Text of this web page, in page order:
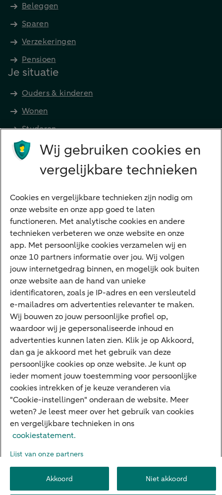
Beleggen
Sparen
Verzekeringen
Pensioen
Je situatie
Ouders & kinderen
Wonen
Studeren
Preferred Banking
Digitale diensten
Internet Bankieren
ABN AMRO app
Tikkie
Apple Pay
Google Pay
Veilig bankieren
Meest gezocht
Hypotheek berekenen
E.dentifier
Jaaroverzicht
Rood staan
Over ABN AMRO
Werken bij ABN AMRO
DuurzaamheidVeiligheidPrivacy DisclaimerCookie-instellingen
Wij gebruiken cookies en
vergelijkbare technieken
Cookies en vergelijkbare technieken zijn nodig om
onze website en onze app goed te laten
functioneren. Met analytische cookies en andere
technieken verbeteren we onze website en onze
app. Met persoonlijke cookies verzamelen wij en
onze 10 partners informatie over jou. Wij volgen
jouw internetgedrag binnen, en mogelijk ook buiten
onze website aan de hand van unieke
identificatoren, zoals je IP-adres en een versleuteld
e-mailadres om advertenties relevanter te maken.
Wij bouwen zo jouw persoonlijke profiel op,
waardoor wij je gepersonaliseerde inhoud en
advertenties kunnen laten zien. Klik je op Akkoord,
dan ga je akkoord met het gebruik van deze
persoonlijke cookies op onze website. Je kunt op
ieder moment jouw toestemming voor persoonlijke
cookies intrekken of je keuze veranderen via
"Cookie-instellingen" onderaan de website. Meer
weten? Je leest meer over het gebruik van cookies
en vergelijkbare technieken in ons
cookiestatement.
Lijst van onze partners
Akkoord Niet akkoord